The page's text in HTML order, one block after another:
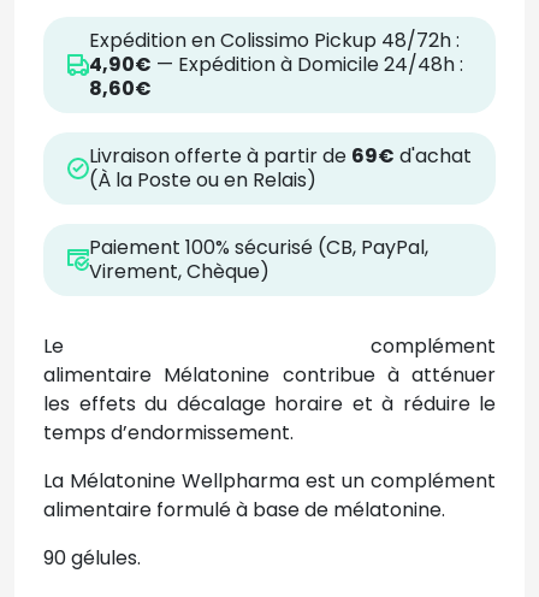
Expédition en Colissimo Pickup 48/72h :
4,90€ — Expédition à Domicile 24/48h :
8,60€
Livraison offerte à partir de 69€ d'achat
(À la Poste ou en Relais)
Paiement 100% sécurisé (CB, PayPal,
Virement, Chèque)
Le complément
alimentaire Mélatonine contribue à atténuer
les effets du décalage horaire et à réduire le
temps d’endormissement.
La Mélatonine Wellpharma est un complément
alimentaire formulé à base de mélatonine.
90 gélules.